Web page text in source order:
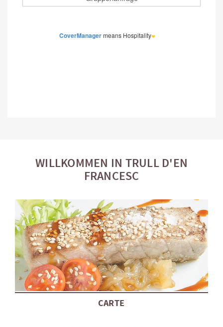
WILLKOMMEN IN TRULL D'EN
FRANCESC
CARTE